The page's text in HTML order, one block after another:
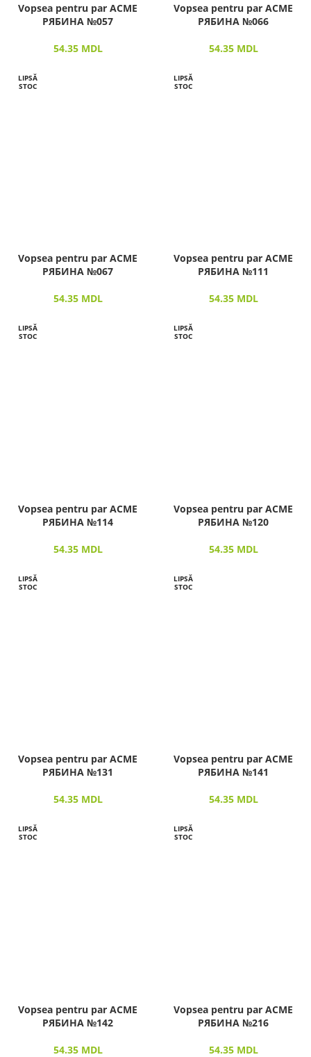
Vopsea pentru par ACME
РЯБИНА №057
54.35 MDL
Vopsea pentru par ACME
РЯБИНА №066
54.35 MDL
LIPSĂ
STOC
Vopsea pentru par ACME
РЯБИНА №067
54.35 MDL
LIPSĂ
STOC
Vopsea pentru par ACME
РЯБИНА №111
54.35 MDL
LIPSĂ
STOC
Vopsea pentru par ACME
РЯБИНА №114
54.35 MDL
LIPSĂ
STOC
Vopsea pentru par ACME
РЯБИНА №120
54.35 MDL
LIPSĂ
STOC
Vopsea pentru par ACME
РЯБИНА №131
54.35 MDL
LIPSĂ
STOC
Vopsea pentru par ACME
РЯБИНА №141
54.35 MDL
LIPSĂ
STOC
Vopsea pentru par ACME
РЯБИНА №142
54.35 MDL
LIPSĂ
STOC
Vopsea pentru par ACME
РЯБИНА №216
54.35 MDL